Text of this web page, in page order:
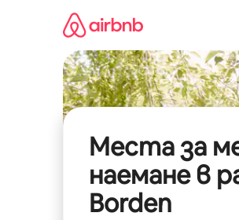
съдържанието
Места за
наемане в
Borden